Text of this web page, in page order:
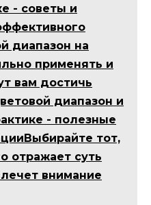
- советы и
диапазон на
применять и
вам достичь
диапазон и
- полезные
тот,
отражает суть
внимание